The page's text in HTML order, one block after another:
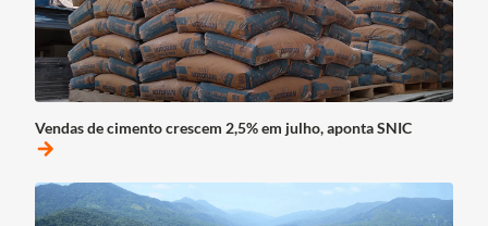
Vendas de cimento crescem 2,5% em julho, aponta SNIC
arrow_forward